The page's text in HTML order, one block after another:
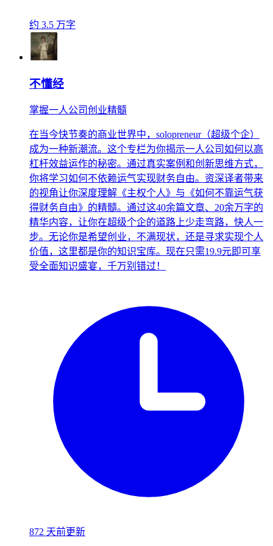
约 3.5 万字
不懂经
掌握一人公司创业精髓
在当今快节奏的商业世界中，solopreneur（超级个企）
成为一种新潮流。这个专栏为你揭示一人公司如何以高
杠杆效益运作的秘密。通过真实案例和创新思维方式，
你将学习如何不依赖运气实现财务自由。资深译者带来
的视角让你深度理解《主权个人》与《如何不靠运气获
得财务自由》的精髓。通过这40余篇文章、20余万字的
精华内容，让你在超级个企的道路上少走弯路，快人一
步。无论你是希望创业，不满现状，还是寻求实现个人
价值，这里都是你的知识宝库。现在只需19.9元即可享
受全面知识盛宴，千万别错过！
872 天前更新